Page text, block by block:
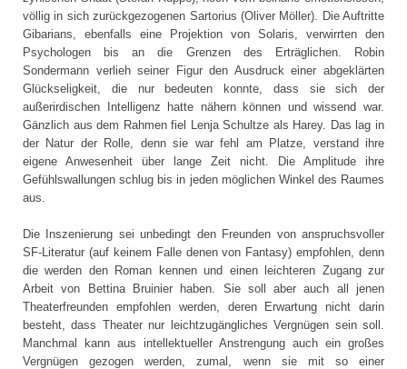
völlig in sich zurückgezogenen Sartorius (Oliver Möller). Die Auftritte
Gibarians, ebenfalls eine Projektion von Solaris, verwirrten den
Psychologen bis an die Grenzen des Erträglichen. Robin
Sondermann verlieh seiner Figur den Ausdruck einer abgeklärten
Glückseligkeit, die nur bedeuten konnte, dass sie sich der
außerirdischen Intelligenz hatte nähern können und wissend war.
Gänzlich aus dem Rahmen fiel Lenja Schultze als Harey. Das lag in
der Natur der Rolle, denn sie war fehl am Platze, verstand ihre
eigene Anwesenheit über lange Zeit nicht. Die Amplitude ihre
Gefühlswallungen schlug bis in jeden möglichen Winkel des Raumes
aus.
Die Inszenierung sei unbedingt den Freunden von anspruchsvoller
SF-Literatur (auf keinem Falle denen von Fantasy) empfohlen, denn
die werden den Roman kennen und einen leichteren Zugang zur
Arbeit von Bettina Bruinier haben. Sie soll aber auch all jenen
Theaterfreunden empfohlen werden, deren Erwartung nicht darin
besteht, dass Theater nur leichtzugängliches Vergnügen sein soll.
Manchmal kann aus intellektueller Anstrengung auch ein großes
Vergnügen gezogen werden, zumal, wenn sie mit so einer